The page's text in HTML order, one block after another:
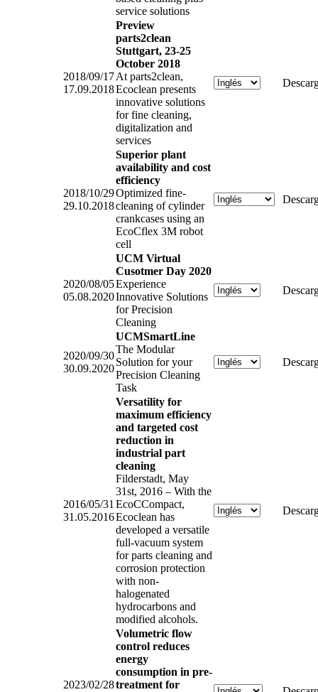
service solutions
2018/09/17
17.09.2018
Preview
parts2clean
Stuttgart, 23-25
October 2018
At parts2clean,
Ecoclean presents
innovative solutions
for fine cleaning,
digitalization and
services
2018/10/29
29.10.2018
Superior plant
availability and cost
efficiency
Optimized fine-
cleaning of cylinder
crankcases using an
EcoCflex 3M robot
cell
2020/08/05
05.08.2020
UCM Virtual
Cusotmer Day 2020
Experience
Innovative Solutions
for Precision
Cleaning
2020/09/30
30.09.2020
UCMSmartLine
The Modular
Solution for your
Precision Cleaning
Task
2016/05/31
31.05.2016
Versatility for
maximum efficiency
and targeted cost
reduction in
industrial part
cleaning
Filderstadt, May
31st, 2016 – With the
EcoCCompact,
Ecoclean has
developed a versatile
full-vacuum system
for parts cleaning and
corrosion protection
with non-
halogenated
hydrocarbons and
modified alcohols.
2023/02/28
Volumetric flow
control reduces
energy
consumption in pre-
treatment for